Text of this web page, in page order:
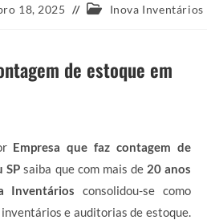
18, 2025
Categoria
Inova Inventários
de estoque em
Empresa que faz contagem de
SP saiba que com mais de 20 anos
Inventários consolidou-se como
e auditorias de estoque.